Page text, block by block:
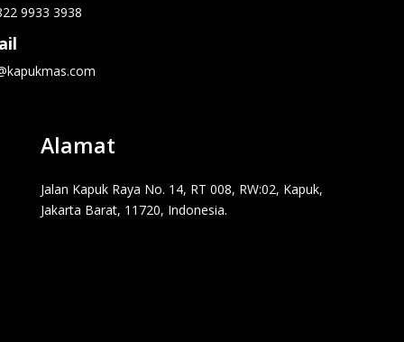
9933 3938
Alamat
Jalan Kapuk Raya No. 14, RT 008, RW:02, Kapuk,
Jakarta Barat, 11720, Indonesia.